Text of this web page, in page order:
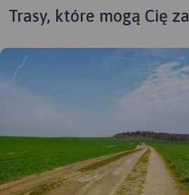
Trasy, które mogą Cię